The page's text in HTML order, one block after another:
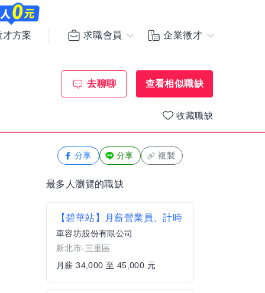
才方案 求職會員 企業徵才
去聊聊 查看相似職缺
收藏職缺
分享 分享 複製
最多人瀏覽的職缺
【碧華站】月薪營業員、計時
車容坊股份有限公司
新北市-三重區
月薪 34,000 至 45,000 元